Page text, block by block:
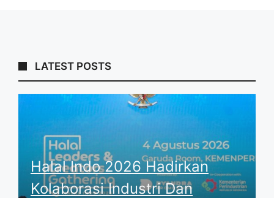
LATEST POSTS
Halal Indo 2026 Hadirkan
Kolaborasi Industri Dan